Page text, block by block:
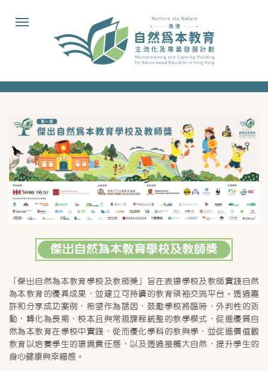
傑出自然為本教育學校及教師獎
「傑出自然為本教育學校及教師獎」旨在表揚學校及教師實踐自然
為本教育的優異成果，並建立可持續的教育領袖交流平台。透過嘉
許和分享成功案例，希望作為誘因，鼓勵學校將臨時、外判性的活
動，轉化為長期、校本且與常規課程統整的教學模式，促進優質自
然為本教育在學校中實踐，從而優化學科的教與學，並促進價值觀
教育以培養學生的環境責任感，以及透過接觸大自然，提升學生的
身心健康與幸福感。